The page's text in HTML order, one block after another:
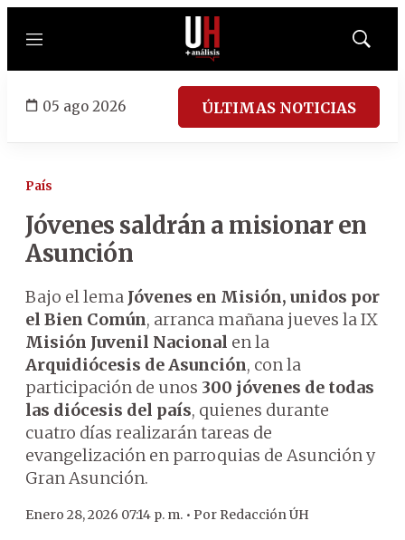
Menú
Mostrar
05 ago 2026 ÚLTIMAS NOTICIAS
País
Jóvenes saldrán a misionar en
Asunción
Bajo el lema Jóvenes en Misión, unidos por
el Bien Común, arranca mañana jueves la IX
Misión Juvenil Nacional en la
Arquidiócesis de Asunción, con la
participación de unos 300 jóvenes de todas
las diócesis del país, quienes durante
cuatro días realizarán tareas de
evangelización en parroquias de Asunción y
Gran Asunción.
Enero 28, 2026 07:14 p. m. • Por Redacción ÚH